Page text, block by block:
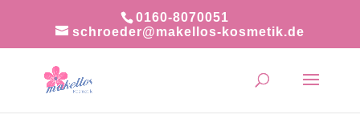
0160-8070051
schroeder@makellos-kosmetik.de